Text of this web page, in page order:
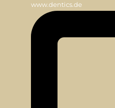
www.dentics.de